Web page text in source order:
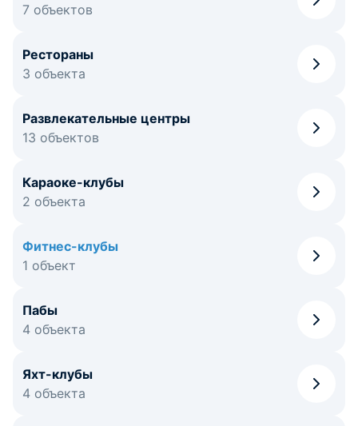
7 объектов
Рестораны
3 объекта
Развлекательные центры
13 объектов
Караоке-клубы
2 объекта
Фитнес-клубы
1 объект
Пабы
4 объекта
Яхт-клубы
4 объекта